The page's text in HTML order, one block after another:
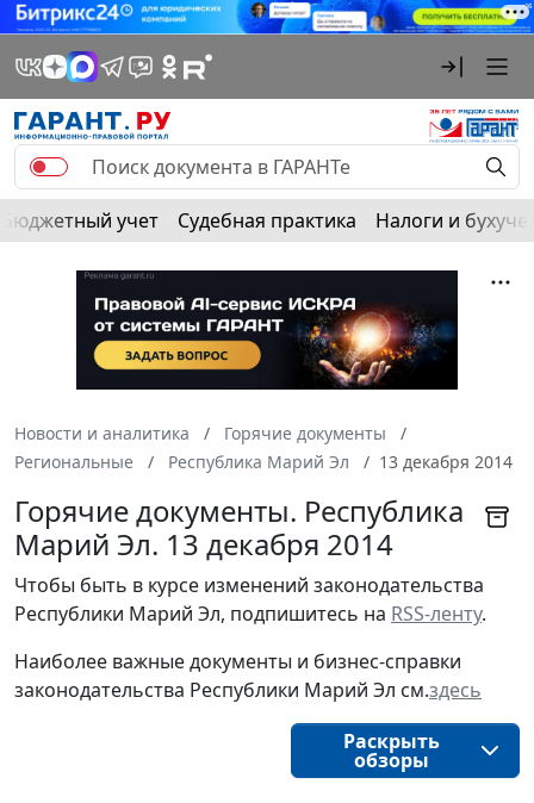
Бюджетный учет Судебная практика Налоги и
Новости и аналитика
Горячие документы
Региональные
Республика Марий Эл 13 декабря 2014
Горячие документы. Республика
Марий Эл. 13 декабря 2014
Чтобы быть в курсе изменений законодательства
Республики Марий Эл, подпишитесь на RSS-ленту.
Наиболее важные документы и бизнес-справки
законодательства Республики Марий Эл см.здесь
Раскрыть
обзоры